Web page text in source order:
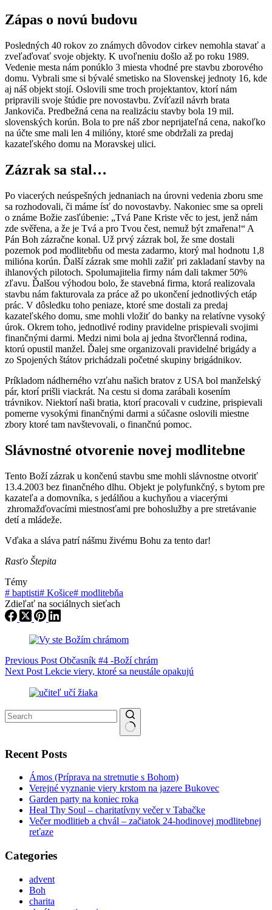
Zápas o novú budovu
Posledných 40 rokov zo známych dôvodov cirkev nemohla stavať a
zveľaďovať svoje objekty. K uvoľneniu došlo až po roku 1989.
Vedenie mesta nám ponúklo 3 miesta vhodné pre stavbu zborového
domu. Vybrali sme si bývalé smetisko na Slovenskej jednoty 16, kde
aj náš objekt stojí. Oslovili sme troch projektantov, ktorí nám
pripravili svoje štúdie pre novostavbu. Zvíťazil návrh brata
Jankoviča. Predbežná cena na realizáciu stavby bola 19 mil.
slovenských korún. Bola to pre náš zbor neprijateľná cena, nakoľko
na účte sme mali len 4 milióny, ktoré sme obdržali za predaj
kazateľského domu na Moravskej ulici.
Zázrak sa stal…
Po viacerých neúspešných jednaniach na úrovni vedenia zboru sme
sa rozhodovali, či máme ísť do novostavby. Nakoniec sme sa opreli
o známe Božie zasľúbenie: „Tvá Pane Kriste věc to jest, jenž nám
zde svěřena, a že je Tvá a pro Tvou čest, nemuž být zmařena!“ A
Pán Boh zázračne konal. Už prvý zázrak bol, že sme dostali
pozemok pod modlitebňu od mesta zadarmo, ktorý mal hodnotu 1,8
milióna korún. Ďalší zázrak sme mohli zažiť pri zakladaní stavby na
ihlanových pilotoch. Spolumajitelia firmy nám dali takmer 50%
zľavu. Ďalšou výhodou bolo, že stavebná firma, ktorá realizovala
stavbu nám fakturovala za práce až po ukončení jednotlivých etáp
prác. V dôsledku toho peniaze, ktoré sme dostali za predaj
kazateľského domu, sme mohli vložiť do banky na relatívne vysoký
úrok. Okrem toho, jednotlivé rodiny pravidelne prispievali svojimi
finančnými darmi. Medzi nimi bola aj jedna štvorčlenná rodina,
ktorú opustil manžel. Ďalej sme organizovali pravidelné brigády a
zo Spojených štátov prichádzali početné skupiny brigádnikov.
Príkladom nádherného vzťahu našich bratov z USA bol manželský
pár, ktorí prišli viackrát. Na cestu si doma zarábali kosením
trávnikov. Niektorí naši bratia, ktorí pracovali v cudzine, prispievali
pomerne vysokými finančnými darmi a súčasne oslovili miestne
zbory ktoré tam navštevovali, o finančnú pomoc.
Slávnostné otvorenie novej modlitebne
Tento Boží zázrak u končenú stavbu sme mohli slávnostne otvoriť
13.4.2003 bez finančného dlhu. Objekt je polyfunkčný, s bytom pre
kazateľa a domovníka, s jedálňou a kuchyňou a viacerými
zhromažďovacími miestnosťami pre bohoslužby a pre stretávanie
detí a mládeže.
Vďaka a sláva patrí nášmu živému Bohu za tento dar!
Rasťo Štepita
Témy
# baptisti# Košice# modlitebňa
Zdieľať na sociálnych sieťach
Previous Post Občasník #4 -Boží chrám
Next Post Lekcie viery, ktoré sa neustále opakujú
Recent Posts
Ámos (Príprava na stretnutie s Bohom)
Verejné vyznanie viery krstom na jazere Bukovec
Garden party na koniec roka
Heal Thy Soul – charitatívny večer v Tabačke
Večer modlitieb a chvál – začiatok 24-hodinovej modlitebnej
reťaze
Categories
advent
Boh
charita